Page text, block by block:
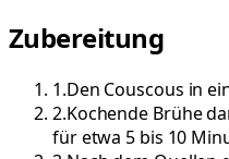
Zubereitung
1.Den Couscous in
2.Kochende Brühe
für etwa 5 bis 10